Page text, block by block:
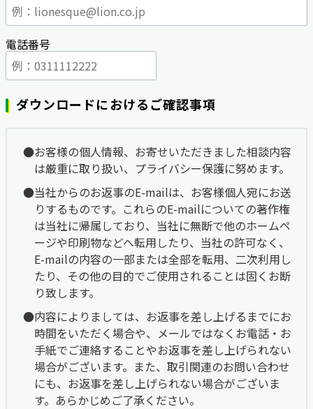
電話番号
ダウンロードにおけるご確認事項
お客様の個人情報、お寄せいただきました相談内容
は厳重に取り扱い、プライバシー保護に努めます。
当社からのお返事のE-mailは、お客様個人宛にお送
りするものです。これらのE-mailについての著作権
は当社に帰属しており、当社に無断で他のホームペ
ージや印刷物などへ転用したり、当社の許可なく、
E-mailの内容の一部または全部を転用、二次利用し
たり、その他の目的でご使用されることは固くお断
り致します。
内容によりましては、お返事を差し上げるまでにお
時間をいただく場合や、メールではなくお電話・お
手紙でご連絡することやお返事を差し上げられない
場合がございます。また、取引関連のお問い合わせ
にも、お返事を差し上げられない場合がございま
す。あらかじめご了承ください。